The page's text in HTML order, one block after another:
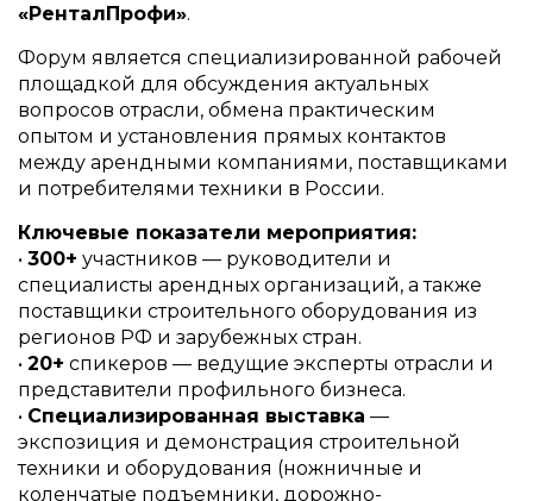
«РенталПрофи».
Форум является специализированной рабочей
площадкой для обсуждения актуальных
вопросов отрасли, обмена практическим
опытом и установления прямых контактов
между арендными компаниями, поставщиками
и потребителями техники в России.
Ключевые показатели мероприятия:
• 300+ участников — руководители и
специалисты арендных организаций, а также
поставщики строительного оборудования из
регионов РФ и зарубежных стран.
• 20+ спикеров — ведущие эксперты отрасли и
представители профильного бизнеса.
• Специализированная выставка —
экспозиция и демонстрация строительной
техники и оборудования (ножничные и
коленчатые подъемники, дорожно-